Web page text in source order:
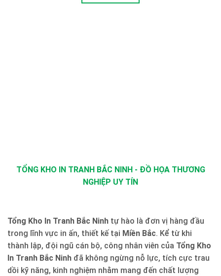
TỔNG KHO IN TRANH BẮC NINH - ĐỒ HỌA THƯƠNG
NGHIỆP UY TÍN
Tổng Kho In Tranh Bắc Ninh tự hào là đơn vị hàng đầu
trong lĩnh vực in ấn, thiết kế tại Miền Bắc. Kể từ khi
thành lập, đội ngũ cán bộ, công nhân viên của Tổng Kho
In Tranh Bắc Ninh đã không ngừng nỗ lực, tích cực trau
dồi kỹ năng, kinh nghiệm nhằm mang đến chất lượng